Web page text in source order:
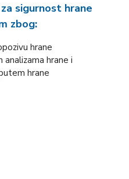
sigurnost hrane
zbog:
hrane
hrane i
hrane